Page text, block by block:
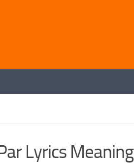
Lyrics Meaning